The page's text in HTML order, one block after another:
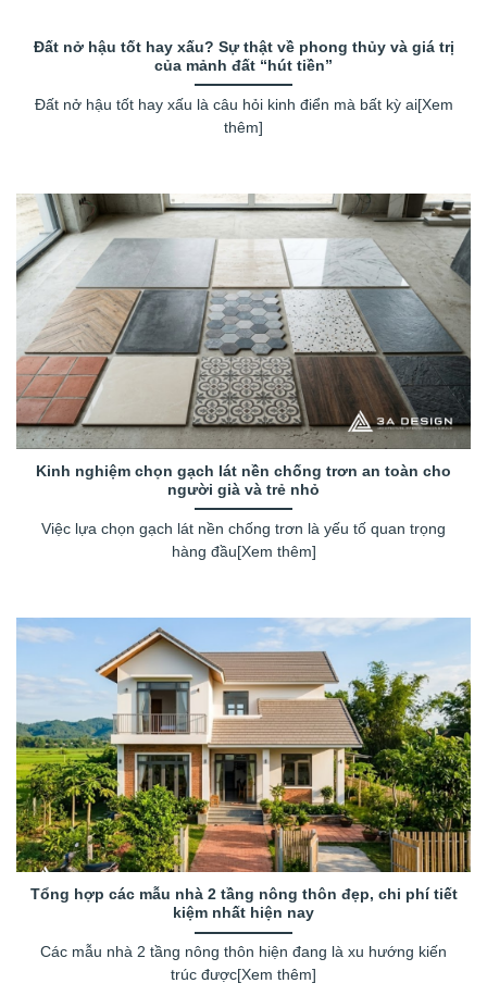
Đất nở hậu tốt hay xấu? Sự thật về phong thủy và giá trị
của mảnh đất “hút tiền”
Đất nở hậu tốt hay xấu là câu hỏi kinh điển mà bất kỳ ai[Xem
thêm]
Kinh nghiệm chọn gạch lát nền chống trơn an toàn cho
người già và trẻ nhỏ
Việc lựa chọn gạch lát nền chống trơn là yếu tố quan trọng
hàng đầu[Xem thêm]
Tổng hợp các mẫu nhà 2 tầng nông thôn đẹp, chi phí tiết
kiệm nhất hiện nay
Các mẫu nhà 2 tầng nông thôn hiện đang là xu hướng kiến
trúc được[Xem thêm]